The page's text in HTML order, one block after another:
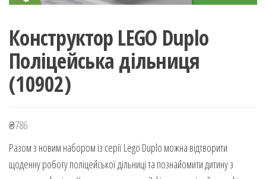
Конструктор LEGO Duplo
Поліцейська дільниця
(10902)
₴786
Разом з новим набором із серії Lego Duplo можна відтворити
щоденну роботу поліцейської дільниці та познайомити дитину з